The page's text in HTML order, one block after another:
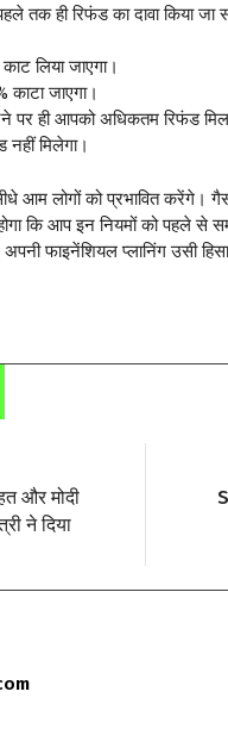
ही रिफंड का दावा किया
लिया जाएगा।
जाएगा।
ही आपको अधिकतम रिफंड मिल
मिलेगा।
आम लोगों को प्रभावित करेंगे।
कि आप इन नियमों को पहले
फाइनेंशियल प्लानिंग उसी
और मोदी
ने दिया